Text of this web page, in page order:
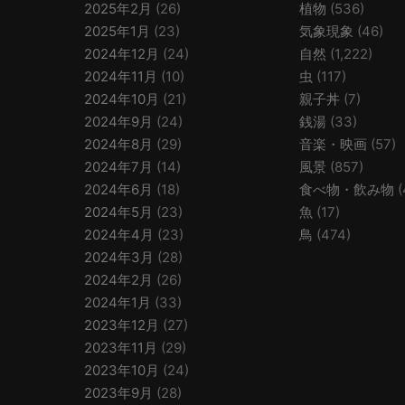
2025年2月 (26)
2025年1月 (23)
2024年12月 (24)
2024年11月 (10)
2024年10月 (21)
2024年9月 (24)
2024年8月 (29)
2024年7月 (14)
2024年6月 (18)
2024年5月 (23)
2024年4月 (23)
2024年3月 (28)
2024年2月 (26)
2024年1月 (33)
2023年12月 (27)
2023年11月 (29)
2023年10月 (24)
2023年9月 (28)
植物 (536)
気象現象 (46)
自然 (1,222)
虫 (117)
親子丼 (7)
銭湯 (33)
音楽・映画 (57)
風景 (857)
食べ物・飲み物
魚 (17)
鳥 (474)